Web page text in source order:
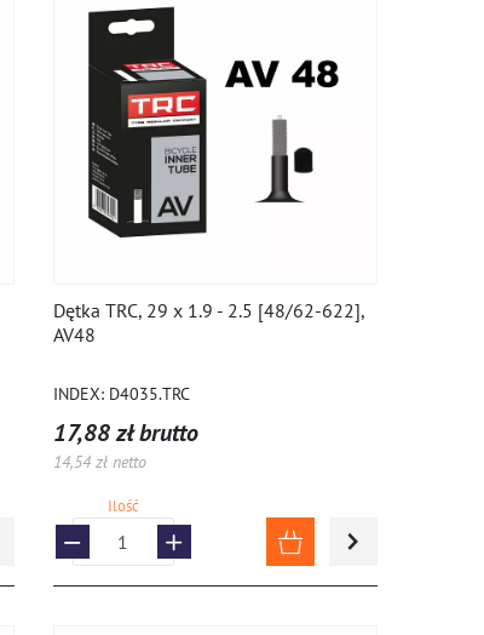
Dętka TRC, 29 x 1.9 - 2.5 [48/62-622],
AV48
INDEX: D4035.TRC
17,88 zł brutto
14,54 zł netto
Ilość